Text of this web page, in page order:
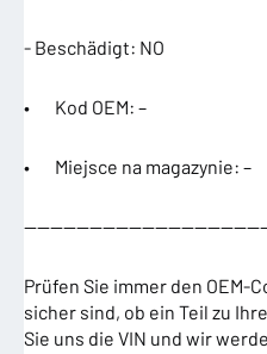
- Beschädigt: NO
• Kod OEM: –
• Miejsce na magazynie: –
Prüfen Sie immer den OEM-
sicher sind, ob ein Teil zu
Sie uns die VIN und wir